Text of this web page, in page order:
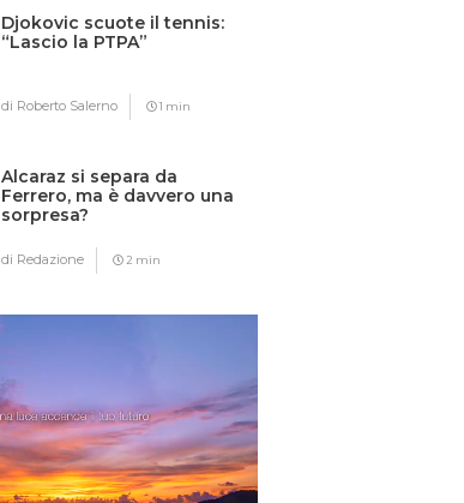
Djokovic scuote il tennis:
“Lascio la PTPA”
di Roberto Salerno 1 min
Alcaraz si separa da
Ferrero, ma è davvero una
sorpresa?
di Redazione 2 min